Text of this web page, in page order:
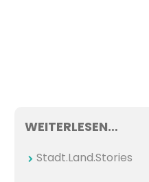
WEITERLESEN…
Stadt.Land.Stories